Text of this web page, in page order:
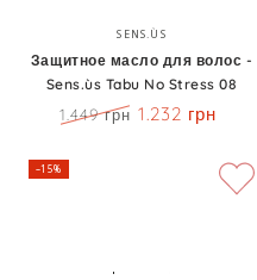
Бренд:
SENS.ÙS
Защитное масло для волос -
Sens.ùs Tabu No Stress 08
1.449 грн 1.232 грн
–15%